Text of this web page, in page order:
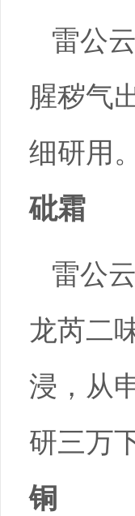
雷公
腥秽气
细研用。
砒霜
雷公
龙芮二
浸，从
研三万
铜